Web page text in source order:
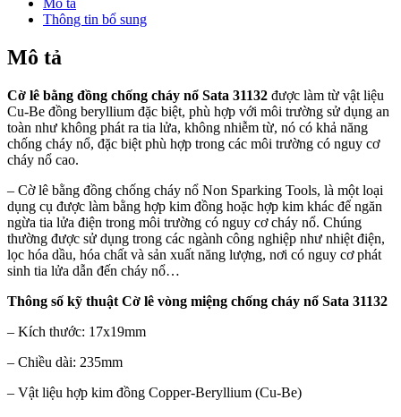
Mô tả
Thông tin bổ sung
Mô tả
Cờ lê bằng đồng chống cháy nổ Sata 31132 được làm từ vật liệu
Cu-Be đồng beryllium đặc biệt, phù hợp với môi trường sử dụng an
toàn như không phát ra tia lửa, không nhiễm từ, nó có khả năng
chống cháy nổ, đặc biệt phù hợp trong các môi trường có nguy cơ
cháy nổ cao.
– Cờ lê bằng đồng chống cháy nổ Non Sparking Tools, là một loại
dụng cụ được làm bằng hợp kim đồng hoặc hợp kim khác để ngăn
ngừa tia lửa điện trong môi trường có nguy cơ cháy nổ. Chúng
thường được sử dụng trong các ngành công nghiệp như nhiệt điện,
lọc hóa dầu, hóa chất và sản xuất năng lượng, nơi có nguy cơ phát
sinh tia lửa dẫn đến cháy nổ…
Thông số kỹ thuật Cờ lê vòng miệng chống cháy nổ Sata 31132
– Kích thước: 17x19mm
– Chiều dài: 235mm
– Vật liệu hợp kim đồng Copper-Beryllium (Cu-Be)